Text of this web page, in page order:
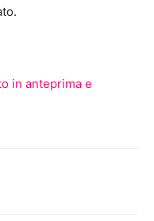
in anteprima e